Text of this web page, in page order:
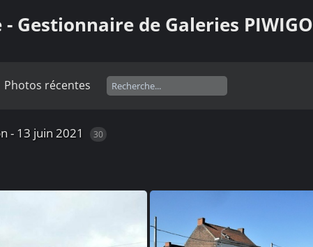
Gestionnaire de Galeries PIWIGO
Photos récentes
- 13 juin 2021 30